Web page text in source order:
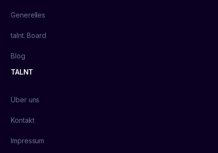
Generelles
talnt. Board
Blog
TALNT
Über uns
Kontakt
Impressum